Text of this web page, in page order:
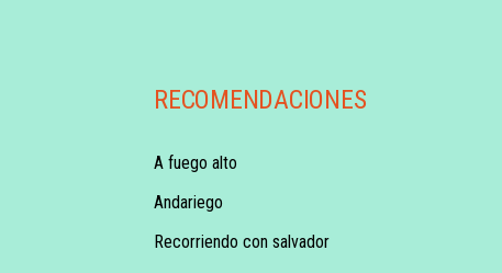
RECOMENDACIONES
A fuego alto
Andariego
Recorriendo con salvador